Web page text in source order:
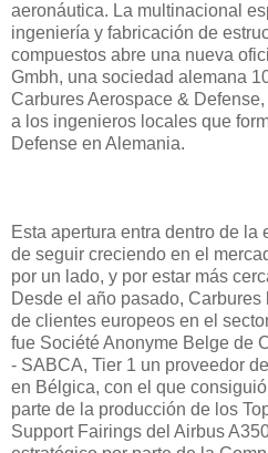
aeronáutica. La multinacional
ingeniería y fabricación de
compuestos abre una nueva
Gmbh, una sociedad alemana
Carbures Aerospace &
a los ingenieros locales que
Defense en Alemania.
Esta apertura entra dentro de la
de seguir creciendo en el
por un lado, y por estar más
Desde el año pasado,
de clientes europeos en el
fue Société Anonyme Belge de
- SABCA, Tier 1 un proveedor
en Bélgica, con el que
parte de la producción de los
Support Fairings del Airbus